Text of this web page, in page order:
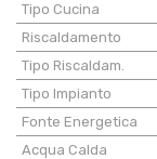
Tipo Cucina
Riscaldamento
Tipo Riscaldam.
Tipo Impianto
Fonte Energetica
Acqua Calda